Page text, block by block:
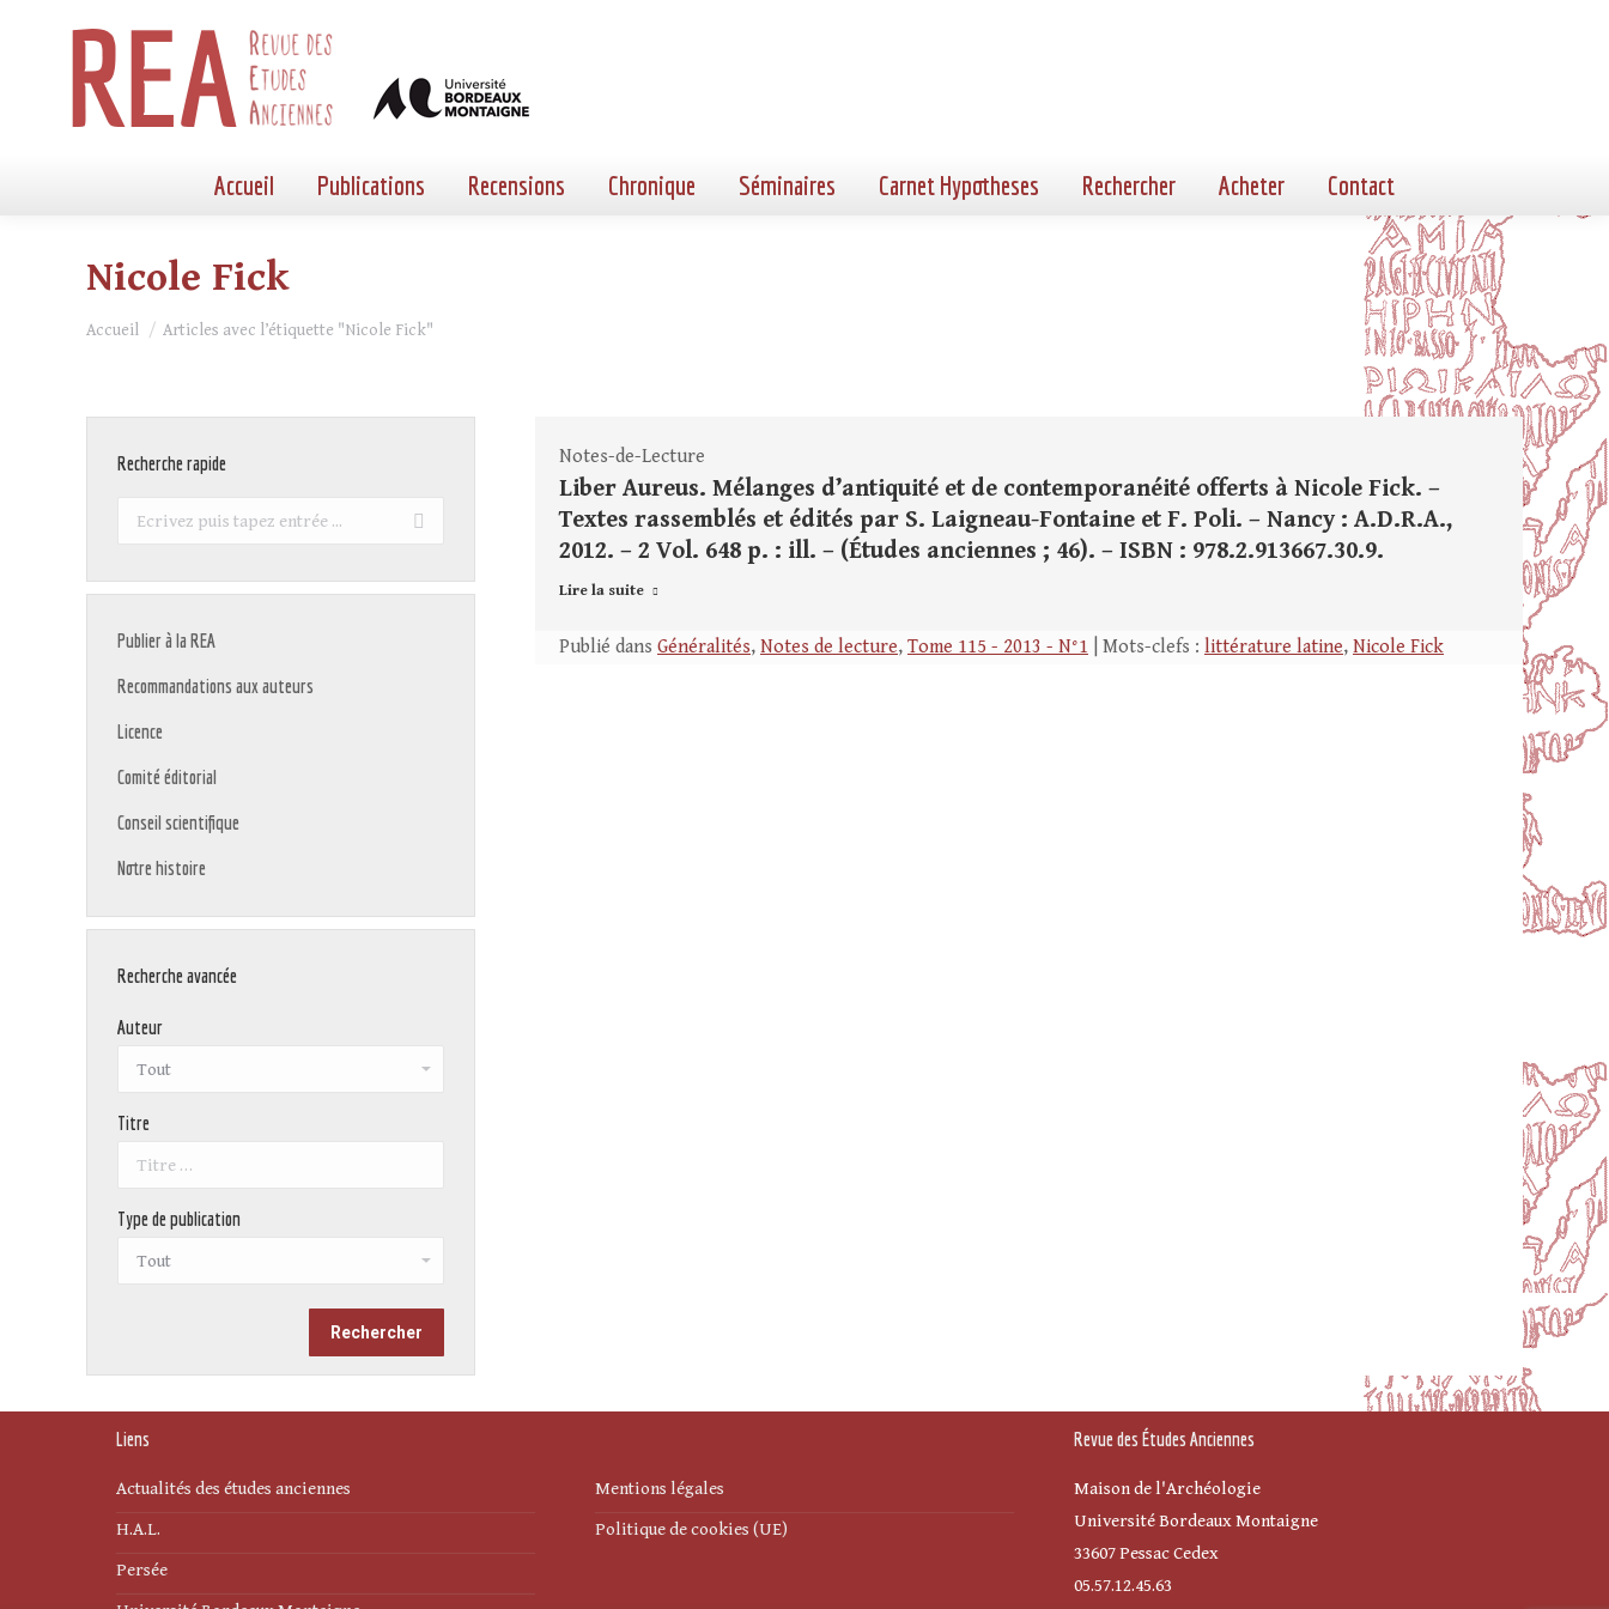
Accueil Publications Recensions Chronique Séminaires Carnet Hypotheses Rechercher Acheter Contact
Nicole Fick
Vous êtes ici :
Accueil Articles avec l’étiquette "Nicole Fick"
Notes-de-Lecture
Liber Aureus. Mélanges d’antiquité et de contemporanéité offerts à Nicole Fick. –
Textes rassemblés et édités par S. Laigneau-Fontaine et F. Poli. – Nancy : A.D.R.A.,
2012. – 2 Vol. 648 p. : ill. – (Études anciennes ; 46). – ISBN : 978.2.913667.30.9.
Lire la suite
Publié dans Généralités, Notes de lecture, Tome 115 - 2013 - N°1 | Mots-clefs : littérature latine, Nicole Fick
Recherche rapide
Recherche
Publier à la REA
Recommandations aux auteurs
Licence
Comité éditorial
Conseil scientifique
Notre histoire
Recherche avancée
Auteur
Titre
Type de publication
Liens
Actualités des études anciennes
H.A.L.
Persée
Mentions légales
Politique de cookies (UE)
Revue des Études Anciennes
Maison de l'Archéologie
Université Bordeaux Montaigne
33607 Pessac Cedex
05.57.12.45.63